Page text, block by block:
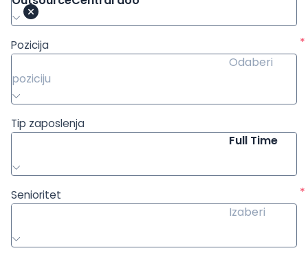
Pozicija
*
Odaberi
poziciju
Tip zaposlenja
Full Time
Senioritet
*
Izaberi